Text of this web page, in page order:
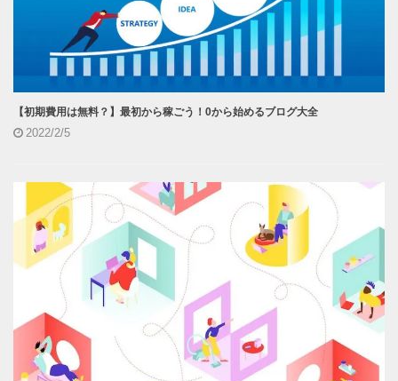
【初期費用は無料？】最初から稼ごう！0から始めるブログ大全
2022/2/5